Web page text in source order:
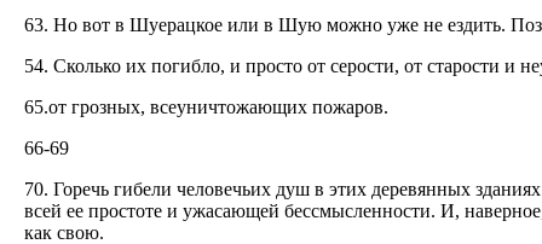
63. Но вот в Шуерацкое или в Шую можно уже не ездить.
54. Сколько их погибло, и просто от серости, от старости и
65.от грозных, всеуничтожающих пожаров.
66-69
70. Горечь гибели человечьих душ в этих деревянных
всей ее простоте и ужасающей бессмысленности. И,
как свою.